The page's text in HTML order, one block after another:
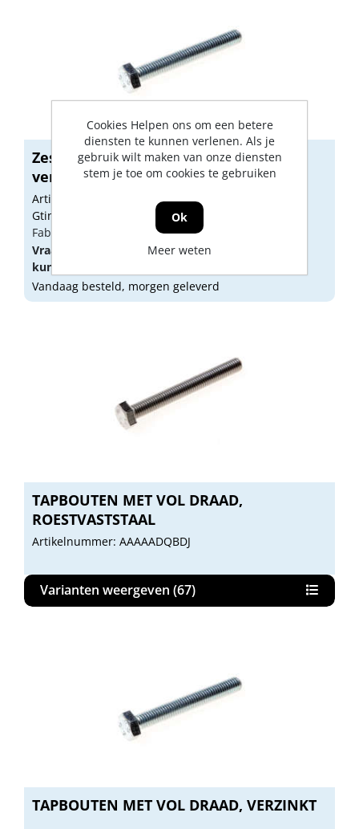
Zeskanttapbout m8x20mm staal 8.8
verzink...
Artikelnummer: 1094549
Gtin: 8714678100710
Fabrikant artikel nummer: 5510071
Vraag een
aan oflog inom prijzen te
kunnen zien.
Vandaag besteld, morgen geleverd
TAPBOUTEN MET VOL DRAAD,
ROESTVASTSTAAL
Artikelnummer: AAAAADQBDJ
Varianten weergeven (67)
TAPBOUTEN MET VOL DRAAD, VERZINKT
Cookies Helpen ons om een betere
diensten te kunnen verlenen. Als je
gebruik wilt maken van onze diensten
stem je toe om cookies te gebruiken
Ok
Meer weten